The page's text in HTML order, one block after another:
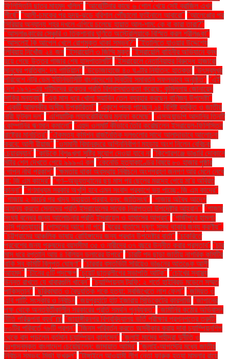
ফিলিস্তিনি ছাত্র মাহমুদ খলিল" "আর্জেন্টিনার কাছে ৬ গোল খেয়ে সেই ব্রাজিল এখন
শীর্ষে" "আলী-চমকের পর হৃদয়-ঝড়ে বরিশাল পৌঁছালো ফাইনালে আবারো" "আলেপ্পোর পর
সিরিয়ার অন্যান্য শহর দখলে এগিয়ে চলেছে হায়াত আল-শাম: কে বা কারা তারা?"
"আসলাঙ্কারের সেঞ্চুরি ও তিকশানার ঘূর্ণিতে অস্ট্রেলিয়াকে বিস্মিত করল শ্রীলঙ্কা"
"আসলেই কি আপেল খেলে রোগমুক্ত থাকা সম্ভব?" "ইতালিতে যাওয়ার উদ্দেশ্যে
লিবিয়ায় নিখোঁজ ২৪ জন "ইসরায়েলি ৩ জিম্মি মুক্ত "ইসরায়েলি বাহিনীর অভিযানে বন্ধ
হয়ে গেছে উত্তর গাজার শেষ হাসপাতালটি" "ইসরায়েলে নেতানিয়াহুর বিরুদ্ধে হাজারো
মানুষের প্রতিবাদ: দ্য গার্ডিয়ান" "উড়োজাহাজে ৪০ ঘণ্টার নির্যাতন: হাতকড়া "উৎসবমুখর
পরিবেশে নটর ডেম ইউনিভার্সিটি বাংলাদেশের দ্বিতীয় সমাবর্তন সফলভাবে অনুষ্ঠিত" "এই
দেশ ১৯৭১-এর শহীদদের রক্তের প্রতি বিশ্বাসঘাতকতা করেছে: কুমিল্লায় জোনায়েদ
সাকির মন্তব্য" "এক মাস ধরে খোলা সয়াবিন তেল ব্যবহার করছেন বাণিজ্য উপদেষ্টা"
"একটি আমলকীর অসীম উপকারিতা!" "একুশে পদক পাচ্ছেন ১৪ বিশিষ্ট ব্যক্তি ও জাতীয়
নারী ফুটবল দল" "এশিয়াটিক ল্যাবরেটরিজের মুনাফা কমেছে" "এসঅ্যান্ডপি আদানির তিনটি
কোম্পানির ঋণমান কমালো" "এহুদ ওলমার্ট কীভাবে তৈরি করেছিলেন ইসরায়েল-ফিলিস্তিন
রাষ্ট্রের মানচিত্র" "ঐকমত্য কমিশন রাজনৈতিক দলগুলোর সাথে আলাদাভাবে আলোচনা
করবে: আলী রীয়াজ" "ওসমানী বিমানবন্দরে অগ্নিনির্বাপণ মহড়ায় অংশ নিলেন বেবিচক
চেয়ারম্যান" "কাউকে বিশৃঙ্খলা সৃষ্টির সুযোগ দেওয়া যাবে না "কিশোরগঞ্জে ভাঙারি দোকানে
মর্টার শেল দেখতে পেয়ে ৯৯৯-এ কল "কেনেডি হত্যাকাণ্ডের বিষয়ে ৮০ হাজার পৃষ্ঠার
গোপন নথি প্রকাশ" "ক্ষমতায় থাকা অবস্থায় নির্বাচনে অংশগ্রহণ জনগণ আর মেনে নেবে
না: জি এম কাদের" "গণ–অভ্যুত্থানের ছয় মাস পর ছেলের মরদেহ পেয়ে মা'র অবিরত
কান্না" "গণমাধ্যম সরকার অখুশি হবে এমন সংবাদ প্রকাশে ভয় পাচ্ছে: জি এম কাদের"
"গাজায় ২ মার্চের পর খাদ্য সহায়তা প্রবাহ বন্ধ: জাতিসংঘ" "গাজায় অবৈধ আদেশ
অমান্য করতে সেনাদের প্রতি ইসরায়েলের সাবেক নিরাপত্তা উপদেষ্টার আহ্বান"' "গাজার
সংঘর্ষ বন্ধের জন্য আলোচনার প্রতি ইসরায়েল ও হামাসের আগ্রহ" "গাজীপুরে হামলা:
ওসি প্রত্যাহার "গোসলের আগে না পরে "ঘরের বাতাসে দূষণ: সুস্থ থাকার জন্য করণীয়".
"চট্টগ্রামের আঞ্চলিক ভাষায় রোহিঙ্গাদের জন্য প্রধান উপদেষ্টার বার্তা" "চাকরিতে
প্রবেশের জন্য পুরুষদের বয়সসীমা ৩৫ ও নারীদের ৩৭ বছরে উন্নীত করার প্রস্তাব" "চার
মাস ধরে রপ্তানি আয় ৪ বিলিয়ন ডলারের উপরে" "চারটি পদ ছাড়া জাতীয় নাগরিক কমিটির
বাকি সব কমিটি বিলুপ্ত ঘোষণা" "চারবার বসতভিটা সরিয়েও ভাঙনের আতঙ্কে আলী
আহমদ" "চীনের ৫টি পদক্ষেপ "চুয়েট ছাত্রলীগের সভাপতি আটক" "চোখের স্বাস্থ্য
উন্নত রাখতে যে খাবারগুলি খাবেন" "চ্যাম্পিয়নস ট্রফি: ২ শর্তে হাইব্রিড মডেলে সম্মত
পাকিস্তান" "ছুরিকাঘাত ও বৈদ্যুতিক শকে হত্যা: সবজিখেতে লাশ ফেলা" "জমিয়ত ও
এবি পার্টি: সংস্কার ও নির্বাচন "জয়পুরহাটে হাট ইজারায় সিন্ডিকেটের কারসাজি "জাপানের
পক্ষ থেকে অন্তর্বর্তীকালীন সরকারের প্রতি সমর্থন পুনর্ব্যক্ত" "জার্মানির কঠোর অভিবাসন
নীতি পরিকল্পনা ব্যর্থ"m "জাহাঙ্গীরনগর বিশ্ববিদ্যালয় ভর্তি পরীক্ষার প্রশ্নপত্রে ত্রুটি:
৮০টির পরিবর্তে ৭৮টি প্রশ্ন" "জিনস পরিবর্তন করতে অস্বীকার করায় দাবা চ্যাম্পিয়নশিপ
থেকে বাদ পড়লেন বর্তমান চ্যাম্পিয়ন কার্লসেন" "জুলাই মাসের শহীদরা দুর্নীতি ও
দুঃশাসনমুক্ত বাংলাদেশ চেয়েছিলেন: জামায়াত আমির" "জুলাই-আগস্টের মধ্যে জাতীয়
নির্বাচন সম্ভব: মির্জা ফখরুল" "টাঙ্গাইলে আওয়ামী লীগ নেতা ফারুক হত্যা মামলার রায়ে